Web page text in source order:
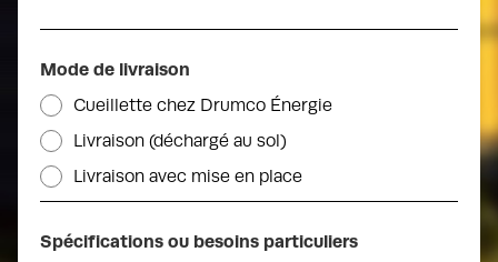
Fabricant du moteur
Kohler
Modèle du moteur
KG6208
Mode de livraison
Cueillette chez Drumco Énergie
Livraison (déchargé au sol)
Livraison avec mise en place
Spécifications ou besoins particuliers